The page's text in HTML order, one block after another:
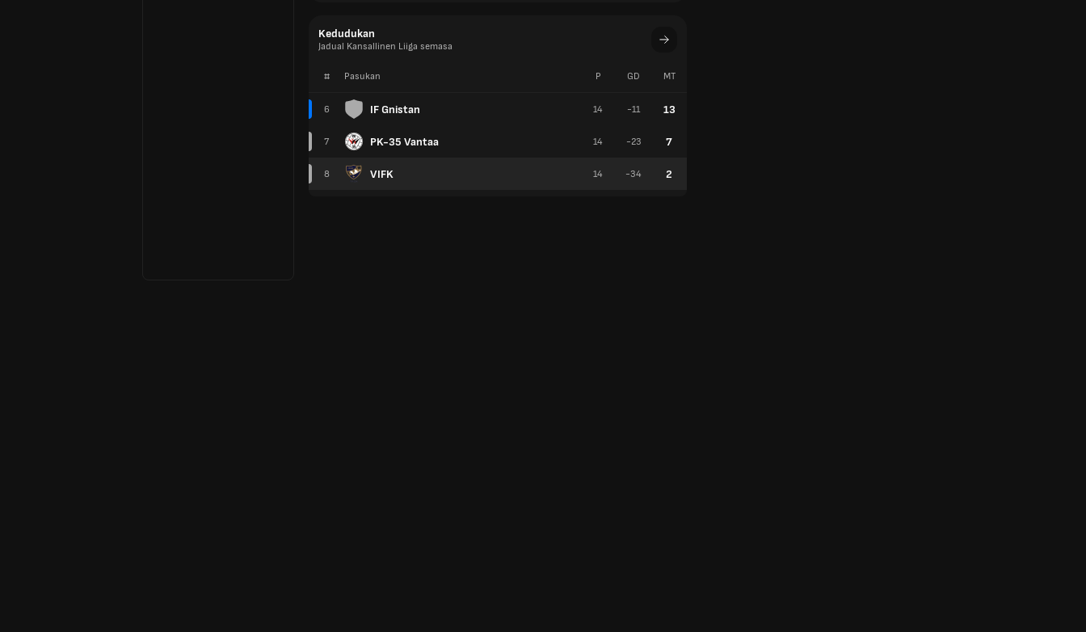
Kedudukan
Jadual Kansallinen Liiga semasa
# Pasukan
6 IF Gnistan
7 PK-35 Vantaa
8 VIFK
P GD MT
14 -11 13
14 -23 7
14 -34 2